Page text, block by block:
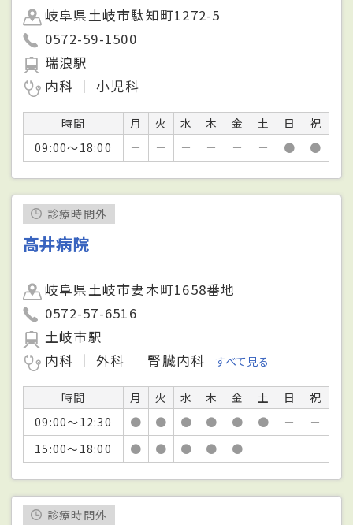
岐阜県土岐市駄知町1272-5
0572-59-1500
瑞浪駅
内科
小児科
時間 月 火 水 木 金 土 日
祝
09:00～18:00
－ － － － － － ● ●
診療時間外
高井病院
岐阜県土岐市妻木町1658番地
0572-57-6516
土岐市駅
内科
外科 腎臓内科 すべて見る
時間 月 火 水 木 金 土 日
祝
09:00～12:30
● ● ● ● ● ● －
－
15:00～18:00
● ● ● ● ● － － －
診療時間外